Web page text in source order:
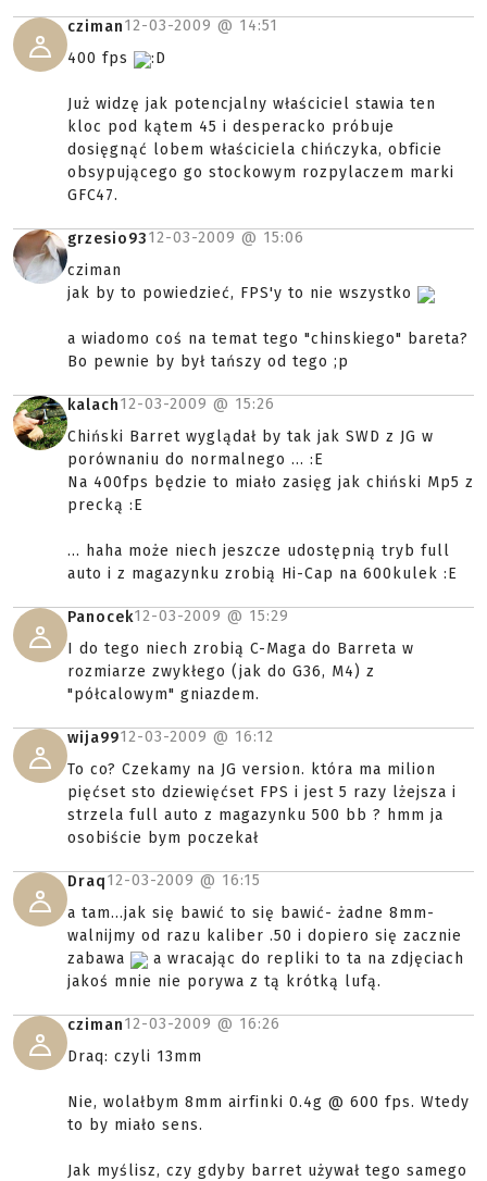
cziman12-03-2009 @ 14:51
400 fps
:D
Już widzę jak potencjalny właściciel stawia ten
kloc pod kątem 45 i desperacko próbuje
dosięgnąć lobem właściciela chińczyka, obficie
obsypującego go stockowym rozpylaczem marki
GFC47.
grzesio9312-03-2009 @ 15:06
cziman
jak by to powiedzieć, FPS'y to nie wszystko
a wiadomo coś na temat tego "chinskiego" bareta?
Bo pewnie by był tańszy od tego ;p
kalach12-03-2009 @ 15:26
Chiński Barret wyglądał by tak jak SWD z JG w
porównaniu do normalnego ... :E
Na 400fps będzie to miało zasięg jak chiński Mp5 z
precką :E
... haha może niech jeszcze udostępnią tryb full
auto i z magazynku zrobią Hi-Cap na 600kulek :E
Panocek12-03-2009 @ 15:29
I do tego niech zrobią C-Maga do Barreta w
rozmiarze zwykłego (jak do G36, M4) z
"półcalowym" gniazdem.
wija9912-03-2009 @ 16:12
To co? Czekamy na JG version. która ma milion
pięćset sto dziewięćset FPS i jest 5 razy lżejsza i
strzela full auto z magazynku 500 bb ? hmm ja
osobiście bym poczekał
Draq12-03-2009 @ 16:15
a tam...jak się bawić to się bawić- żadne 8mm-
walnijmy od razu kaliber .50 i dopiero się zacznie
zabawa
a wracając do repliki to ta na zdjęciach
jakoś mnie nie porywa z tą krótką lufą.
cziman12-03-2009 @ 16:26
Draq: czyli 13mm
Nie, wolałbym 8mm airfinki 0.4g @ 600 fps. Wtedy
to by miało sens.
Jak myślisz, czy gdyby barret używał tego samego